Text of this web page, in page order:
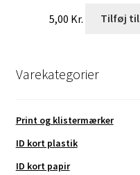
5,00 Kr. Tilføj
Varekategorier
Print og klistermærker
ID kort plastik
ID kort papir